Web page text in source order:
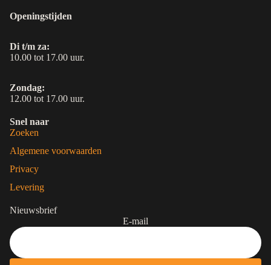
Openingstijden
Di t/m za:
10.00 tot 17.00 uur.
Zondag:
12.00 tot 17.00 uur.
Snel naar
Zoeken
Algemene voorwaarden
Privacy
Levering
Nieuwsbrief
E-mail